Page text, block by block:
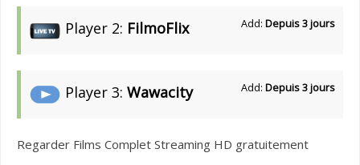
Player 2: FilmoFlix Add: Depuis 3 jours
Player 3: Wawacity Add: Depuis 3 jours
Regarder Films Complet Streaming HD gratuitement